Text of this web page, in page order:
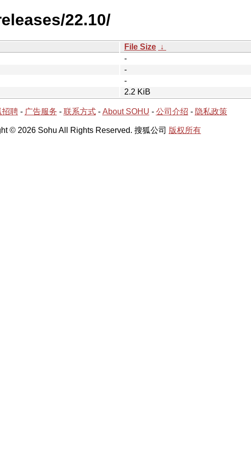
22.10/
File Size ↓
-
-
-
2.2 KiB
招聘- 广告服务 - 联系方式- About SOHU - 公司介绍 - 隐私政策
© 2026 Sohu All Rights Reserved. 搜狐公司 版权所有